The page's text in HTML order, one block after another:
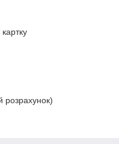
розрахунок)